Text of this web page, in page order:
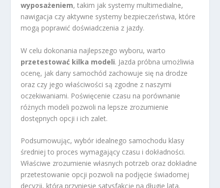
wyposażeniem, takim jak systemy multimedialne,
nawigacja czy aktywne systemy bezpieczeństwa, które
mogą poprawić doświadczenia z jazdy.
W celu dokonania najlepszego wyboru, warto
przetestować kilka modeli. Jazda próbna umożliwia
ocenę, jak dany samochód zachowuje się na drodze
oraz czy jego właściwości są zgodne z naszymi
oczekiwaniami. Poświęcenie czasu na porównanie
różnych modeli pozwoli na lepsze zrozumienie
dostępnych opcji i ich zalet.
Podsumowując, wybór idealnego samochodu klasy
średniej to proces wymagający czasu i dokładności.
Właściwe zrozumienie własnych potrzeb oraz dokładne
przetestowanie opcji pozwoli na podjęcie świadomej
decyzji, która przyniesie satysfakcję na długie lata.